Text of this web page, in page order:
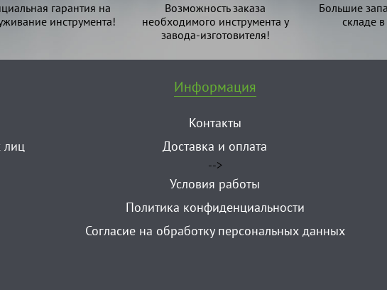
гарантия на
инструмента!
Возможность заказа
необходимого инструмента у
завода-изготовителя!
Большие
складе
лиц
Информация
Контакты
Доставка и оплата
-->
Условия работы
Политика конфиденциальности
Согласие на обработку персональных данных